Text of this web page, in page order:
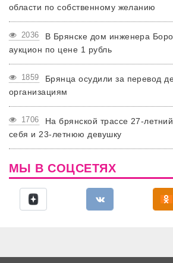
области по собственному желанию
2036
В Брянске дом инженера
аукцион по цене 1 рубль
1859
Брянца осудили за перевод
организациям
1706
На брянской трассе 27-
себя и 23-летнюю девушку
МЫ В СОЦСЕТЯХ